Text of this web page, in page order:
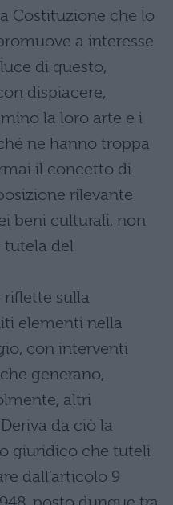
Costituzione che lo
a interesse
di questo,
dispiacere,
la loro arte e i
ne hanno troppa
il concetto di
rilevante
beni culturali, non
tutela del
riflette sulla
elementi nella
con interventi
generano,
altri
da ciò la
giuridico che tuteli
dall’articolo 9